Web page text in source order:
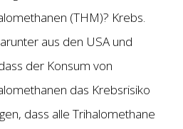
(THM)? Krebs.
aus den USA und
der Konsum von
das Krebsrisiko
dass alle Trihalomethane